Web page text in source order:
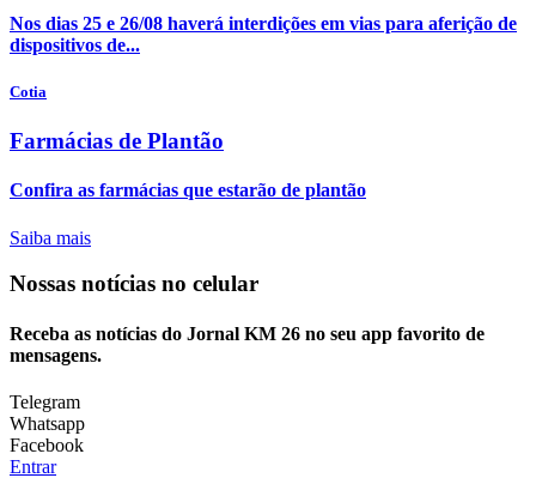
Nos dias 25 e 26/08 haverá interdições em vias para aferição de
dispositivos de...
Cotia
Farmácias de Plantão
Confira as farmácias que estarão de plantão
Saiba mais
Nossas notícias no celular
Receba as notícias do Jornal KM 26 no seu app favorito de
mensagens.
Telegram
Whatsapp
Facebook
Entrar